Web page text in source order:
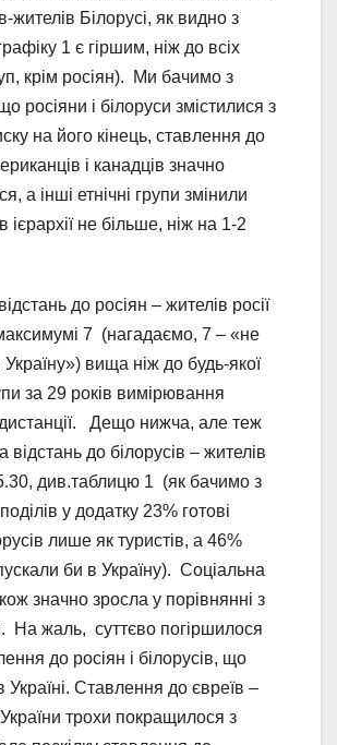
жителів Білорусі, як видно з
1 є гіршим, ніж до всіх
крім росіян). Ми бачимо з
росіяни і білоруси змістилися з
на його кінець, ставлення до
і канадців значно
а інші етнічні групи змінили
ієрархії не більше, ніж на 1-2
до росіян – жителів росії
7 (нагадаємо, 7 – «не
вища ніж до будь-якої
за 29 років вимірювання
дистанції. Дещо нижча, але теж
відстань до білорусів – жителів
див.таблицю 1 (як бачимо з
у додатку 23% готові
лише як туристів, а 46%
би в Україну). Соціальна
значно зросла у порівнянні з
На жаль, суттєво погіршилося
до росіян і білорусів, що
Ставлення до євреїв –
трохи покращилося з